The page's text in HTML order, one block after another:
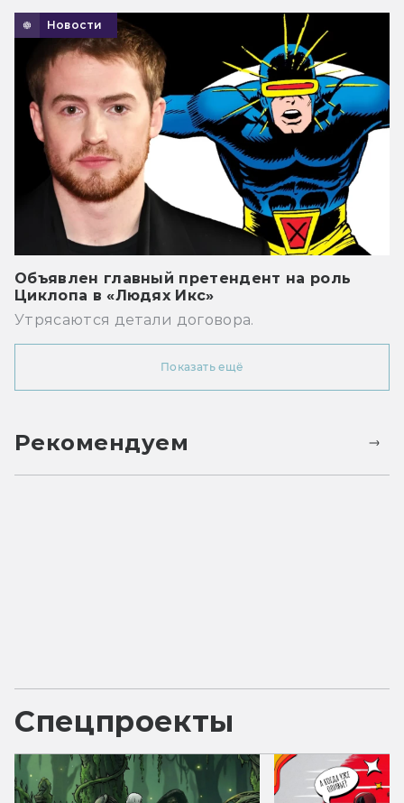
Новости
Объявлен главный претендент на роль
Циклопа в «Людях Икс»
Утрясаются детали договора.
Показать ещё
Рекомендуем
Спецпроекты